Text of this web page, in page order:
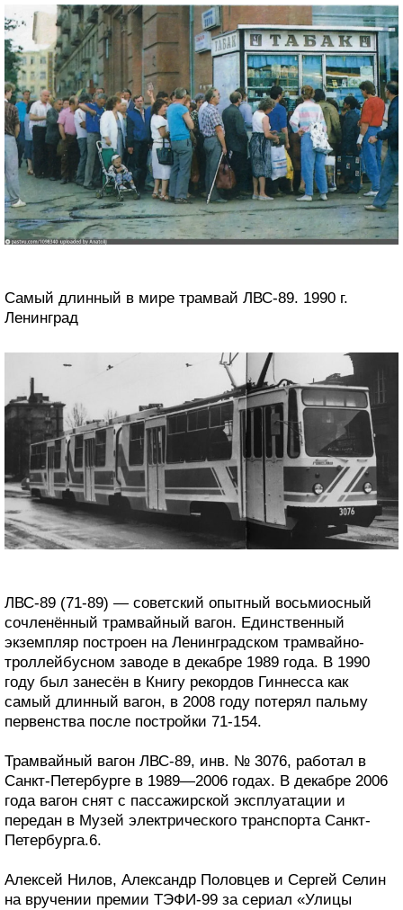
Самый длинный в мире трамвай ЛВС-89. 1990 г.
Ленинград
ЛВС-89 (71-89) — советский опытный восьмиосный
сочленённый трамвайный вагон. Единственный
экземпляр построен на Ленинградском трамвайно-
троллейбусном заводе в декабре 1989 года. В 1990
году был занесён в Книгу рекордов Гиннесса как
самый длинный вагон, в 2008 году потерял пальму
первенства после постройки 71-154.
Трамвайный вагон ЛВС-89, инв. № 3076, работал в
Санкт-Петербурге в 1989—2006 годах. В декабре 2006
года вагон снят с пассажирской эксплуатации и
передан в Музей электрического транспорта Санкт-
Петербурга.6.
Алексей Нилов, Александр Половцев и Сергей Селин
на вручении премии ТЭФИ-99 за сериал «Улицы